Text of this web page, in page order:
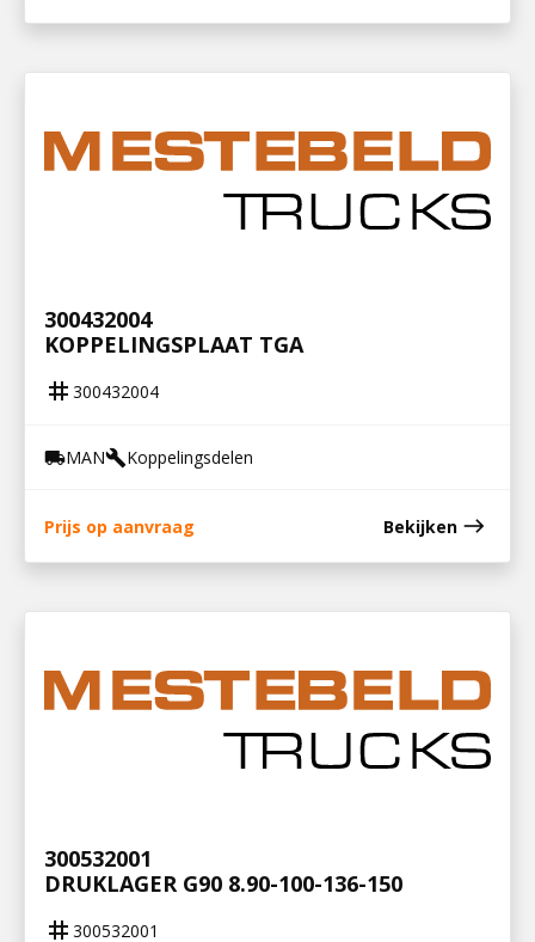
300432004
KOPPELINGSPLAAT TGA
tag 300432004
local_shippingMANbuildKoppelingsdelen
Prijs op aanvraag Bekijken east
300532001
DRUKLAGER G90 8.90-100-136-150
tag 300532001